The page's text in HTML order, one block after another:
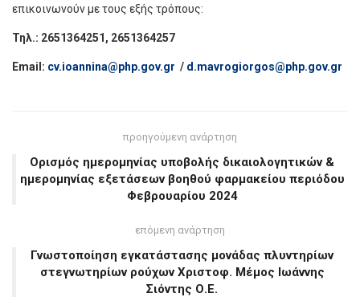
επικοινωνούν με τους εξής τρόπους:
Τηλ.: 2651364251, 2651364257
Email: cv.ioannina@php.gov.gr / d.mavrogiorgos@php.gov.gr
προηγούμενη ανάρτηση
Ορισμός ημερομηνίας υποβολής δικαιολογητικών &
ημερομηνίας εξετάσεων βοηθού φαρμακείου περιόδου
Φεβρουαρίου 2024
επόμενη ανάρτηση
Γνωστοποίηση εγκατάστασης μονάδας πλυντηρίων
στεγνωτηρίων ρούχων Χριστοφ. Μέμος Ιωάννης
Σιόντης Ο.Ε.